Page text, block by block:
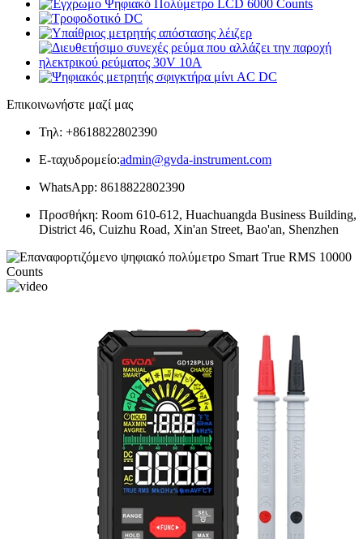
Επικοινωνήστε μαζί μας
Τηλ: +8618822802390
E-ταχυδρομείο:admin@gvda-instrument.com
WhatsApp: 8618822802390
Προσθήκη: Room 610-612, Huachuangda Business Building,
District 46, Cuizhu Road, Xin'an Street, Bao'an, Shenzhen